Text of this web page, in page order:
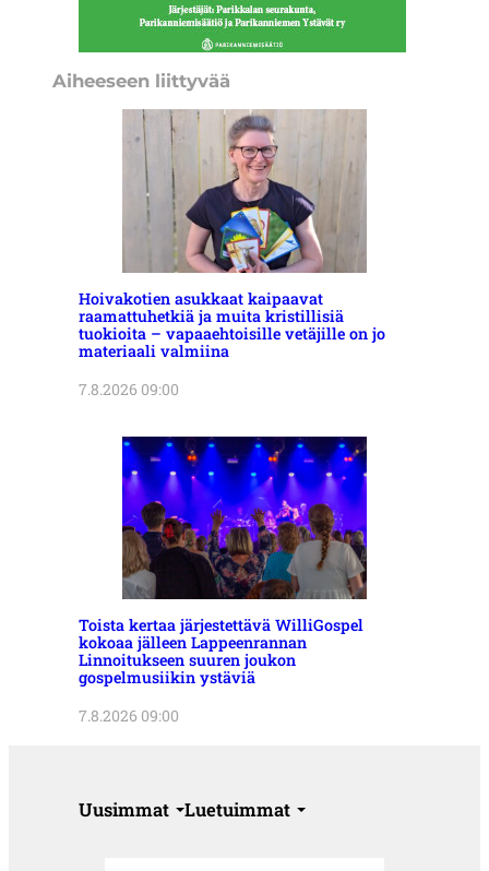
Aiheeseen liittyvää
Hoivakotien asukkaat kaipaavat
raamattuhetkiä ja muita kristillisiä
tuokioita – vapaaehtoisille vetäjille on jo
materiaali valmiina
7.8.2026 09:00
Toista kertaa järjestettävä WilliGospel
kokoaa jälleen Lappeenrannan
Linnoitukseen suuren joukon
gospelmusiikin ystäviä
7.8.2026 09:00
Uusimmat Luetuimmat